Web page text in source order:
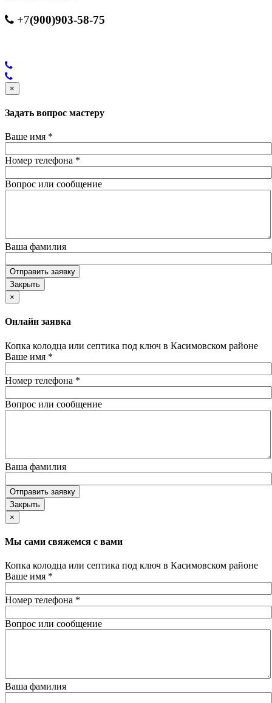
+7(900)903-58-75
×
Задать вопрос мастеру
Ваше имя *
Номер телефона *
Вопрос или сообщение
Ваша фамилия
Отправить заявку
Закрыть
×
Онлайн заявка
Копка колодца или септика под ключ в Касимовском районе
Ваше имя *
Номер телефона *
Вопрос или сообщение
Ваша фамилия
Отправить заявку
Закрыть
×
Мы сами свяжемся с вами
Копка колодца или септика под ключ в Касимовском районе
Ваше имя *
Номер телефона *
Вопрос или сообщение
Ваша фамилия